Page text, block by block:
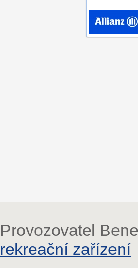
Provozovatel
rekreační zařízení